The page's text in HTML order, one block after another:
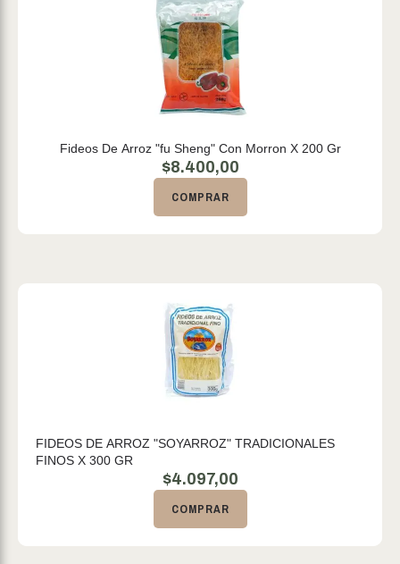
Fideos De Arroz "fu Sheng" Con Morron X 200 Gr
$8.400,00
COMPRAR
FIDEOS DE ARROZ "SOYARROZ" TRADICIONALES
FINOS X 300 GR
$4.097,00
COMPRAR